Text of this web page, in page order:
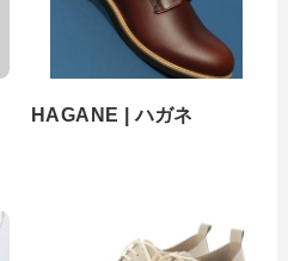
HAGANE | ハガネ